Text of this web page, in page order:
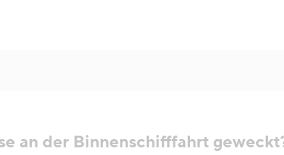
an der Binnenschifffahrt